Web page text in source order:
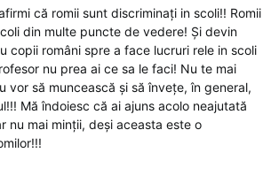
că romii sunt discriminați in scoli!! Romii
din multe puncte de vedere! Și devin
copii români spre a face lucruri rele in scoli
nu prea ai ce sa le faci! Nu te mai
vor să muncească și să învețe, în general,
Mă îndoiesc că ai ajuns acolo neajutată
nu mai minții, deși aceasta este o